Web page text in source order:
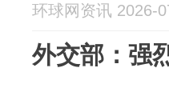
环球网资讯 2026-
外交部：强